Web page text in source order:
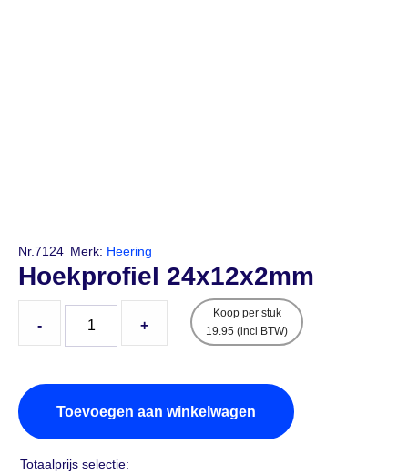
Nr.7124 Merk: Heering
Hoekprofiel 24x12x2mm
- +
Koop per stuk
19.95 (incl BTW)
Toevoegen aan winkelwagen
Totaalprijs selectie: